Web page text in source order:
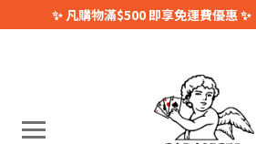
✨ 凡購物滿$500 即享免運費優惠 ✨